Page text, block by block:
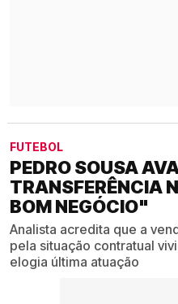
FUTEBOL
PEDRO SOUSA
TRANSFERÊNCIA
BOM NEGÓCIO"
Analista acredita que a
pela situação contratual
elogia última atuação